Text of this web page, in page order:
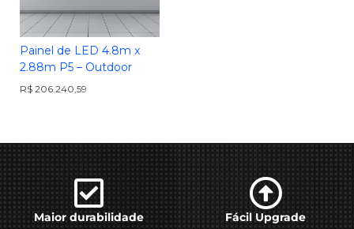
Painel de LED 4.8m x
2.88m P5 – Outdoor
R$ 206.240,59
Maior durabilidade Fácil Upgrade